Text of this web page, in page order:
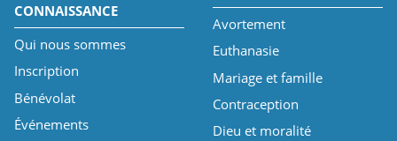
CONNAISSANCE
Qui nous sommes
Inscription
Bénévolat
Événements
Avortement
Euthanasie
Mariage et famille
Contraception
Dieu et moralité